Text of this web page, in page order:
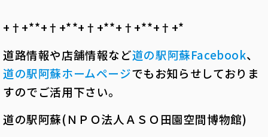
+†+*――*+†+*――*+†+*――*+†+*――*+†+*――
道路情報や店舗情報など道の駅阿蘇Facebook、
道の駅阿蘇ホームページでもお知らせしておりま
すのでご活用下さい。
道の駅阿蘇(ＮＰＯ法人ＡＳＯ田園空間博物館)